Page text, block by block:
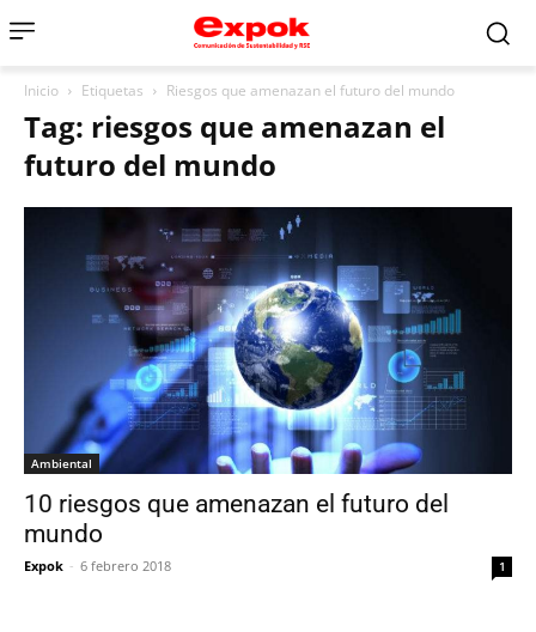
Inicio Etiquetas Riesgos que amenazan el futuro del mundo
Tag: riesgos que amenazan el
futuro del mundo
Ambiental
10 riesgos que amenazan el futuro del
mundo
Expok - 6 febrero 2018 1